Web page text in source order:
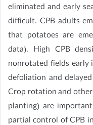
eliminated and early
difficult. CPB adults
that potatoes are
data). High CPB
nonrotated fields early
defoliation and
Crop rotation and
planting) are
partial control of CPB